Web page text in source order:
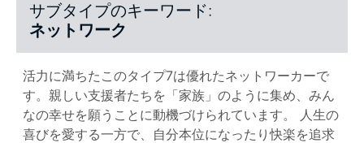
サブタイプのキーワード:
ネットワーク
活力に満ちたこのタイプ7は優れたネットワーカーで
す。親しい支援者たちを「家族」のように集め、みん
なの幸せを願うことに動機づけられています。 人生の
喜びを愛する一方で、自分本位になったり快楽を追求